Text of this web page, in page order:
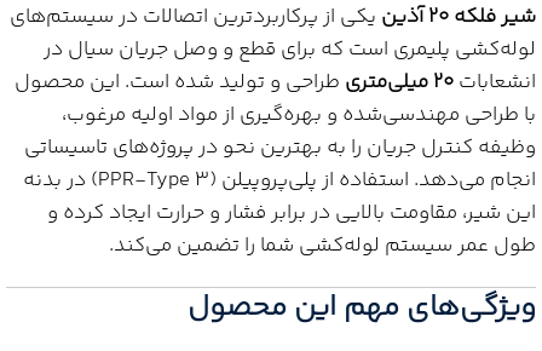
شیر فلکه 20 آذین
یکی از پرکاربردترین اتصالات در سیستم‌های
لوله‌کشی پلیمری است که برای قطع و وصل جریان سیال در
انشعابات20 میلی‌متری
طراحی و تولید شده است. این محصول
با طراحی مهندسی‌شده و بهره‌گیری از مواد اولیه مرغوب،
وظیفه کنترل جریان را به بهترین نحو در پروژه‌های تاسیساتی
انجام می‌دهد. استفاده از پلی‌پروپیلن (PPR-Type 3) در بدنه
این شیر، مقاومت بالایی در برابر فشار و حرارت ایجاد کرده و
طول عمر سیستم لوله‌کشی شما را تضمین می‌کند.
ویژگی‌های مهم این محصول